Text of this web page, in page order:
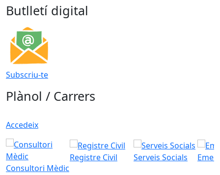
Butlletí digital
Subscriu-te
Plànol / Carrers
Accedeix
Consultori Mèdic
Registre Civil Serveis Socials